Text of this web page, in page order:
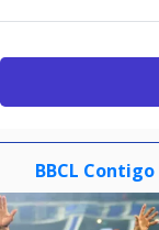
BBCL Contigo